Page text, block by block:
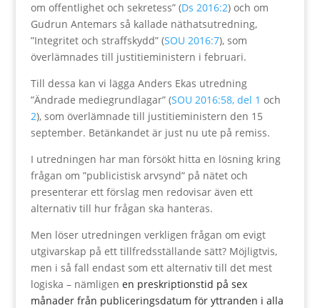
om offentlighet och sekretess” (Ds 2016:2) och om
Gudrun Antemars så kallade näthatsutredning,
”Integritet och straffskydd” (SOU 2016:7), som
överlämnades till justitieministern i februari.
Till dessa kan vi lägga Anders Ekas utredning
”Ändrade mediegrundlagar” (SOU 2016:58, del 1 och
2), som överlämnade till justitieministern den 15
september. Betänkandet är just nu ute på remiss.
I utredningen har man försökt hitta en lösning kring
frågan om ”publicistisk arvsynd” på nätet och
presenterar ett förslag men redovisar även ett
alternativ till hur frågan ska hanteras.
Men löser utredningen verkligen frågan om evigt
utgivarskap på ett tillfredsställande sätt? Möjligtvis,
men i så fall endast som ett alternativ till det mest
logiska – nämligen en preskriptionstid på sex
månader från publiceringsdatum för yttranden i alla